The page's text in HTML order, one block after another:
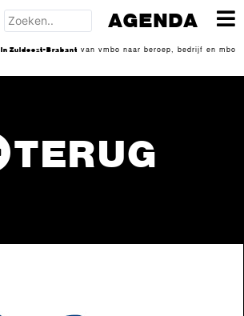
TERUG
AGENDA
In Zuidoost-Brabant van vmbo naar beroep, bedrijf en mbo